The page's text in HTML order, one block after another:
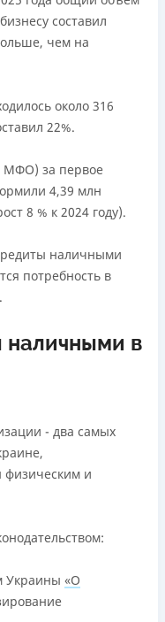
Подробнее
составил
чем на
около 316
22%.
МФО) за первое
4,39 млн
8 % к 2024 году).
наличными
потребность в
наличными в
- два самых
физическим и
Украины «О